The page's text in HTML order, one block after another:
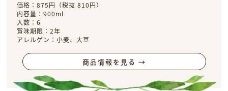
価格：875円（税抜 810円）
内容量：900ml
入数：6
賞味期限：2年
アレルゲン：小麦、大豆
商品情報を見る →